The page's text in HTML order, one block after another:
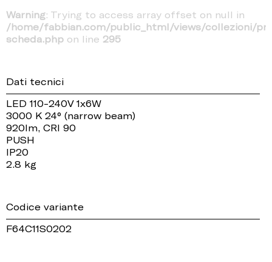
Warning: Trying to access array offset on null in
/home/fabbian.com/public_html/views/collezioni/
scheda.php on line 295
Dati tecnici
LED 110-240V 1x6W
3000 K 24° (narrow beam)
920lm, CRI 90
PUSH
IP20
2.8 kg
Codice variante
F64C11S0202